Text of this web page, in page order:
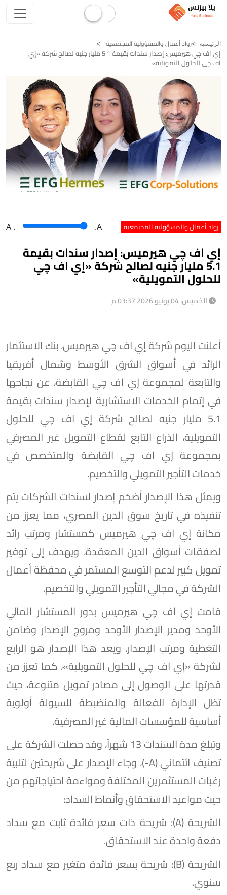
الرئيسيه رواد أعمال والمسؤولية المجتمعية
إي اف چي هيرميس: إصدار سندات بقيمة 5.1 مليار جنيه لصالح شركة «إي
اف چي للحلول التمويلية»
رواد أعمال والمسؤولية المجتمعية A . .A
إي اف چي هيرميس: إصدار سندات بقيمة
5.1 مليار جنيه لصالح شركة «إي اف چي
للحلول التمويلية»
الخميس، 04 يونيو 2026 03:37 م
أعلنت اليوم شركة إي اف چي هيرميس، بنك الاستثمار
الرائد في أسواق الشرق الأوسط وشمال أفريقيا
والتابعة لمجموعة إي اف چي القابضة، عن نجاحها
في إتمام الخدمات الاستشارية لإصدار سندات بقيمة
5.1 مليار جنيه لصالح شركة إي اف چي للحلول
التمويلية، الذراع التابع لقطاع التمويل غير المصرفي
بمجموعة إي اف چي القابضة والمتخصص في
خدمات التأجير التمويلي والتخصيم.
ويمثل هذا الإصدار أضخم إصدار لسندات الشركات يتم
تنفيذه في تاريخ سوق الدين المصري، مما يعزز من
مكانة إي اف چي هيرميس كمستشار ومرتب رائد
لصفقات أسواق الدين المعقدة، ويهدف إلى توفير
تمويل كبير لدعم التوسع المستمر في محفظة أعمال
الشركة في مجالي التأجير التمويلي والتخصيم.
قامت إي اف چي هيرميس بدور المستشار المالي
الأوحد ومدير الإصدار الأوحد ومروج الإصدار وضامن
التغطية ومرتب الإصدار. ويعد هذا الإصدار هو الرابع
لشركة «إي اف چي للحلول التمويلية»، كما تعزز من
قدرتها على الوصول إلى مصادر تمويل متنوعة، حيث
تظل الإدارة الفعالة والمنضبطة للسيولة أولوية
أساسية للمؤسسات المالية غير المصرفية.
وتبلغ مدة السندات 13 شهراً، وقد حصلت الشركة على
تصنيف ائتماني (A-)، وجاء الإصدار على شريحتين لتلبية
رغبات المستثمرين المختلفة ومواءمة احتياجاتهم من
حيث مواعيد الاستحقاق وأنماط السداد:
الشريحة (A): شريحة ذات سعر فائدة ثابت مع سداد
دفعة واحدة عند الاستحقاق.
الشريحة (B): شريحة بسعر فائدة متغير مع سداد ربع
سنوي.